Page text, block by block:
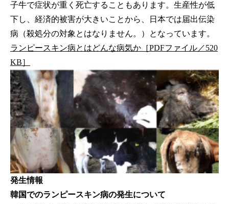
子牛で症状が重く死亡することもあります。生産性が低
下し、経済的被害が大きいことから、日本では届出伝染
病（殺処分の対象とはなりません。）となっています。
ランピースキン病とはどんな病気か［PDFファイル／520
KB］
発生情報
韓国でのランピースキン病の発生について